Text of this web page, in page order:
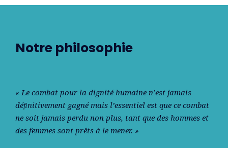
Notre philosophie
« Le combat pour la dignité humaine n’est jamais
déﬁnitivement gagné mais l’essentiel est que ce combat
ne soit jamais perdu non plus, tant que des hommes et
des femmes sont prêts à le mener. »